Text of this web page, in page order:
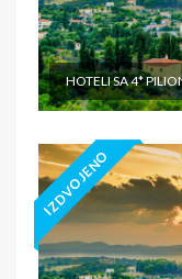
HOTELI SA 4*
IZDVOJENO